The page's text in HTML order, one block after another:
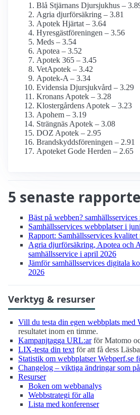
Blå Stjärnans Djursjukhus –
Agria djurförsäkring – 3.81
Apotek Hjärtat – 3.64
Hyresgästföreningen – 3.56
Meds – 3.54
Apotea – 3.52
Apotek 365 – 3.45
VetApotek – 3.42
Apotek-A – 3.34
Evidensia Djursjukvård – 3.29
Kronans Apotek – 3.28
Klostergårdens Apotek – 3.23
Apohem – 3.19
Strängnäs Apotek – 3.08
DOZ Apotek – 2.95
Brandskyddsföreningen – 2.91
Apoteket Gode Herden – 2.65
5 senaste
Bäst på webben?
Samhälls­services webbplatser i
Rapport: Samhälls­services
Agria djurförsäkring, Apotea och
samhälls­service i april 2026
Jämför samhälls­services digitala
2026
Verktyg & resurser
Vill du testa din egen webbplats med
resultatet inom en timme.
Kampanjtagga URL:arför Matomo
LIX-testa din text för att få dess
Statistik om webbplatser Webperf.se
Changelog – viktiga ändringar som
Resurser
Boken om webbanalys
Webbstrategi för alla
Lista med konferenser